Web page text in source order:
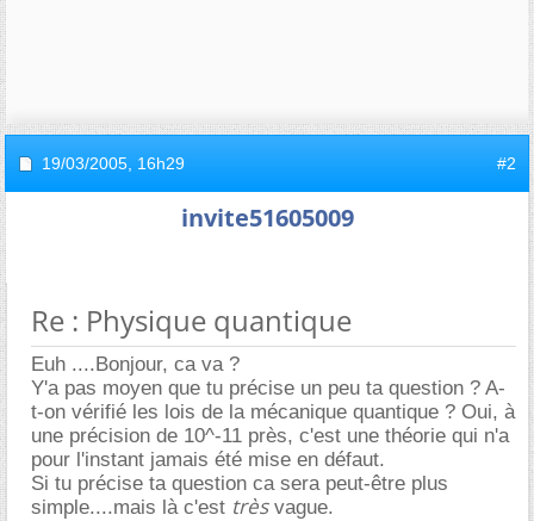
19/03/2005, 16h29 #2
invite51605009
Re : Physique quantique
Euh ....Bonjour, ca va ?
Y'a pas moyen que tu précise un peu ta question ? A-
t-on vérifié les lois de la mécanique quantique ? Oui, à
une précision de 10^-11 près, c'est une théorie qui n'a
pour l'instant jamais été mise en défaut.
Si tu précise ta question ca sera peut-être plus
simple....mais là c'est trèsvague.